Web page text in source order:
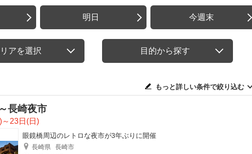
明日 今週末
アを選択 目的から探す
もっと詳しい条件で絞り込む
長崎夜市
23日(日)
眼鏡橋周辺のレトロな夜市が3年ぶりに開催
長崎県 長崎市